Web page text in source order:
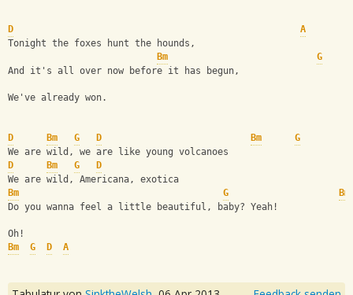
D
A
Tonight the foxes hunt the hounds,
Bm
G
And it's all over now before it has begun,
We've already won.
D Bm G D Bm
G
We are wild, we are like young volcanoes
D
Bm G
D
We are wild, Americana, exotica
Bm
G
Bm
Do you wanna feel a little beautiful, baby? Yeah!
Oh!
Bm
G D A